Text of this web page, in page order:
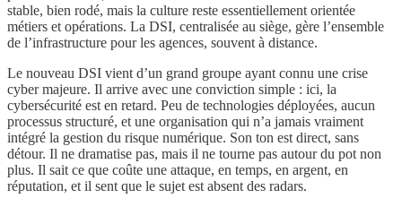
stable, bien rodé, mais la culture reste essentiellement orientée
métiers et opérations. La DSI, centralisée au siège, gère l’ensemble
de l’infrastructure pour les agences, souvent à distance.
Le nouveau DSI vient d’un grand groupe ayant connu une crise
cyber majeure. Il arrive avec une conviction simple : ici, la
cybersécurité est en retard. Peu de technologies déployées, aucun
processus structuré, et une organisation qui n’a jamais vraiment
intégré la gestion du risque numérique. Son ton est direct, sans
détour. Il ne dramatise pas, mais il ne tourne pas autour du pot non
plus. Il sait ce que coûte une attaque, en temps, en argent, en
réputation, et il sent que le sujet est absent des radars.